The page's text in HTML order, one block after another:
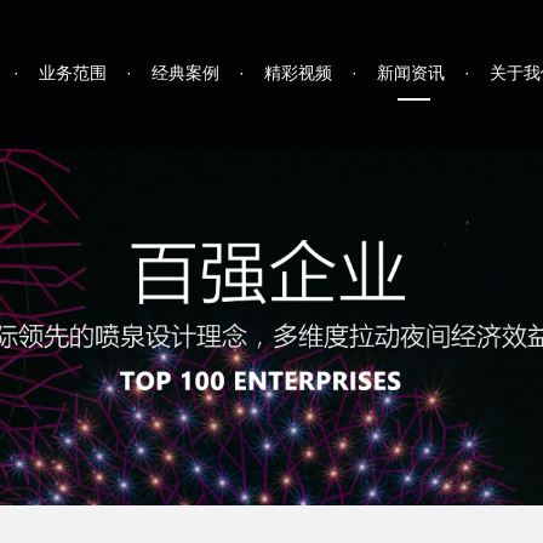
· 业务范围 · 经典案例 · 精彩视频 · 新闻资讯 · 关于